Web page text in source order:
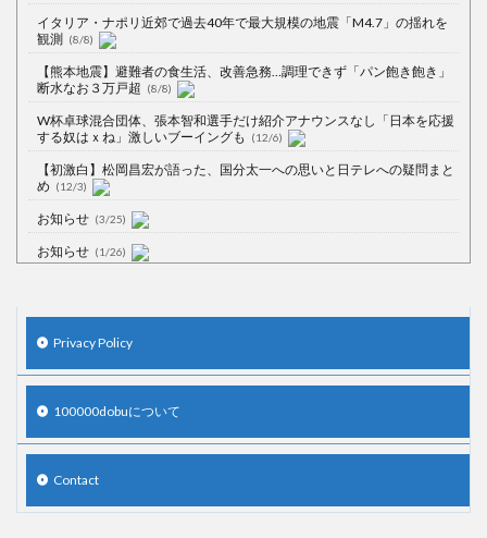
イタリア・ナポリ近郊で過去40年で最大規模の地震「M4.7」の揺れを
観測 (8/8)
【熊本地震】避難者の食生活、改善急務…調理できず「パン飽き飽き」
断水なお３万戸超 (8/8)
W杯卓球混合団体、張本智和選手だけ紹介アナウンスなし「日本を応援
する奴はｘね」激しいブーイングも
(12/6)
【初激白】松岡昌宏が語った、国分太一への思いと日テレへの疑問まと
め (12/3)
お知らせ (3/25)
お知らせ (1/26)
【中国】処理水の問題化狙うも不発？ASEAN関連会合で賛同広がらず
(7/13)
【韓国】54.1％「IAEA報告書を信用しない」
Privacy Policy
100000dobuについて
Contact